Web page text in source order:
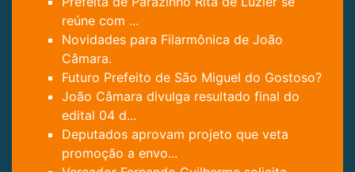
reúne com ...
Novidades para Filarmônica de João
Câmara.
Futuro Prefeito de São Miguel do Gostoso?
João Câmara divulga resultado final do
edital 04 d...
Deputados aprovam projeto que veta
promoção a envo...